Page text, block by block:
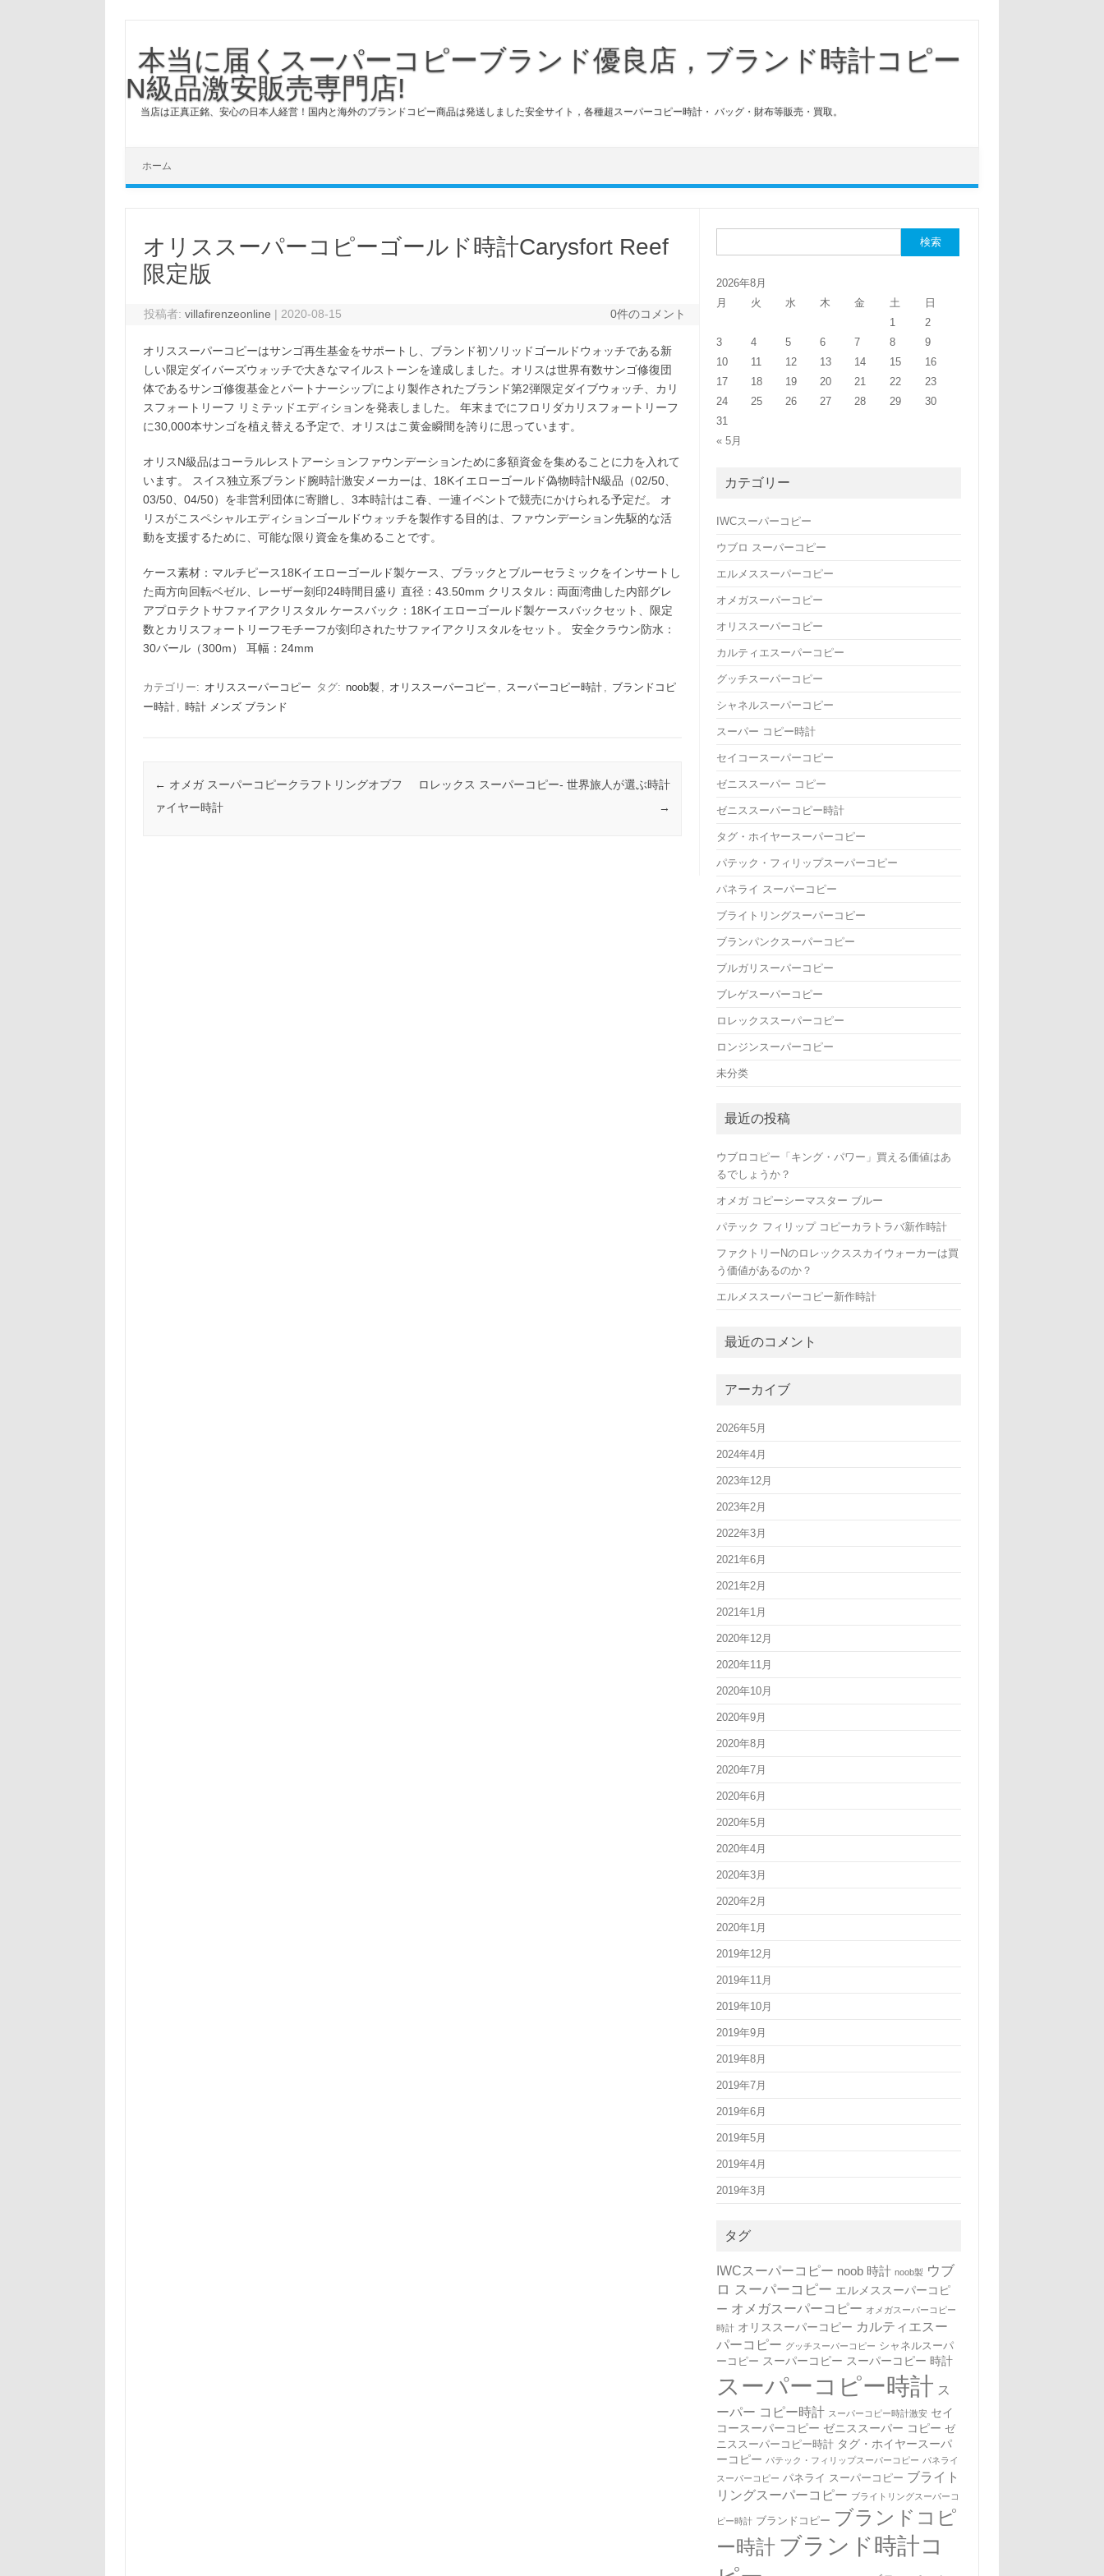
本当に届くスーパーコピーブランド優良店，ブランド時計コピー
N級品激安販売専門店!
当店は正真正銘、安心の日本人経営！国内と海外のブランドコピー商品は発送しました安全サイト，各種超スーパーコピー時計・ バッグ・財布等販売・買取。
ホーム
オリススーパーコピーゴールド時計Carysfort Reef
限定版
投稿者:villafirenzeonline | 2020-08-15 0件のコメント
オリススーパーコピーはサンゴ再生基金をサポートし、ブランド初ソリッドゴールドウォッチである新
しい限定ダイバーズウォッチで大きなマイルストーンを達成しました。オリスは世界有数サンゴ修復団
体であるサンゴ修復基金とパートナーシップにより製作されたブランド第2弾限定ダイブウォッチ、カリ
スフォートリーフ リミテッドエディションを発表しました。 年末までにフロリダカリスフォートリーフ
に30,000本サンゴを植え替える予定で、オリスはこ黄金瞬間を誇りに思っています。
オリスN級品はコーラルレストアーションファウンデーションために多額資金を集めることに力を入れて
います。 スイス独立系ブランド腕時計激安メーカーは、18Kイエローゴールド偽物時計N級品（02/50、
03/50、04/50）を非営利団体に寄贈し、3本時計はこ春、一連イベントで競売にかけられる予定だ。 オ
リスがこスペシャルエディションゴールドウォッチを製作する目的は、ファウンデーション先駆的な活
動を支援するために、可能な限り資金を集めることです。
ケース素材：マルチピース18Kイエローゴールド製ケース、ブラックとブルーセラミックをインサートし
た両方向回転ベゼル、レーザー刻印24時間目盛り 直径：43.50mm クリスタル：両面湾曲した内部グレ
アプロテクトサファイアクリスタル ケースバック：18Kイエローゴールド製ケースバックセット、限定
数とカリスフォートリーフモチーフが刻印されたサファイアクリスタルをセット。 安全クラウン防水：
30バール（300m） 耳幅：24mm
カテゴリー: オリススーパーコピー タグ: noob製 , オリススーパーコピー , スーパーコピー時計 , ブランドコピ
ー時計 , 時計 メンズ ブランド
投稿ナビゲーション
← オメガ スーパーコピークラフトリングオブフ
ァイヤー時計
ロレックス スーパーコピー- 世界旅人が選ぶ時計
→
2026年8月
月
火 水 木 金 土 日
« 5月
1
2
3
4 5 6 7 8
9
10
11 12 13 14 15
16
17
18 19 20 21 22
23
24
25 26 27 28 29
30
31
カテゴリー
IWCスーパーコピー
ウブロ スーパーコピー
エルメススーパーコピー
オメガスーパーコピー
オリススーパーコピー
カルティエスーパーコピー
グッチスーパーコピー
シャネルスーパーコピー
スーパー コピー時計
セイコースーパーコピー
ゼニススーパー コピー
ゼニススーパーコピー時計
タグ・ホイヤースーパーコピー
パテック・フィリップスーパーコピー
パネライ スーパーコピー
ブライトリングスーパーコピー
ブランパンクスーパーコピー
ブルガリスーパーコピー
ブレゲスーパーコピー
ロレックススーパーコピー
ロンジンスーパーコピー
未分类
最近の投稿
ウブロコピー「キング・パワー」買える価値はあ
るでしょうか？
オメガ コピーシーマスター ブルー
パテック フィリップ コピーカラトラバ新作時計
ファクトリーNのロレックススカイウォーカーは買
う価値があるのか？
エルメススーパーコピー新作時計
最近のコメント
アーカイブ
2026年5月
2024年4月
2023年12月
2023年2月
2022年3月
2021年6月
2021年2月
2021年1月
2020年12月
2020年11月
2020年10月
2020年9月
2020年8月
2020年7月
2020年6月
2020年5月
2020年4月
2020年3月
2020年2月
2020年1月
2019年12月
2019年11月
2019年10月
2019年9月
2019年8月
2019年7月
2019年6月
2019年5月
2019年4月
2019年3月
タグ
IWCスーパーコピー noob 時計 noob製 ウブ
ロ スーパーコピー エルメススーパーコピ
ー オメガスーパーコピー オメガスーパーコピー
時計 オリススーパーコピー カルティエスー
パーコピー グッチスーパーコピー シャネルスーパ
ーコピー スーパーコピー スーパーコピー 時計
スーパーコピー時計 ス
ーパー コピー時計 スーパーコピー時計激安 セイ
コースーパーコピー ゼニススーパー コピー ゼ
ニススーパーコピー時計 タグ・ホイヤースーパ
ーコピー パテック・フィリップスーパーコピー パネライ
スーパーコピー パネライ スーパーコピー ブライト
リングスーパーコピー ブライトリングスーパーコ
ピー時計 ブランドコピー ブランドコピ
ー時計 ブランド時計コ